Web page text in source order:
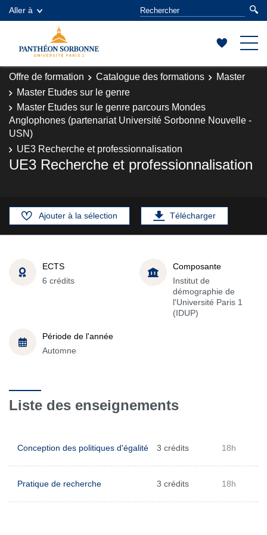
Aller à
Offre de formation Catalogue des formations
Master
Master Etudes sur le genre
Master Etudes sur le genre parcours Mondes
Anglophones (partenariat Université Sorbonne Nouvelle -
USN)
UE3 Recherche et professionnalisation
UE3 Recherche et professionnalisation
Ajouter à la sélection Télécharger
ECTS
6 crédits
Composante
Institut de
démographie de
l'Université Paris 1
(IDUP)
Période de l'année
Automne
Liste des enseignements
Conception des politiques d'égalité 3 crédits 18h
Pratique de recherche 3 crédits 18h